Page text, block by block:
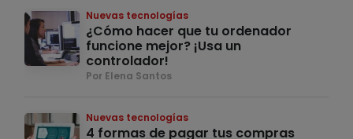
Nuevas tecnologías
¿Cómo hacer que tu ordenador
funcione mejor? ¡Usa un
controlador!
Por Elena Santos
Nuevas tecnologías
4 formas de pagar tus compras